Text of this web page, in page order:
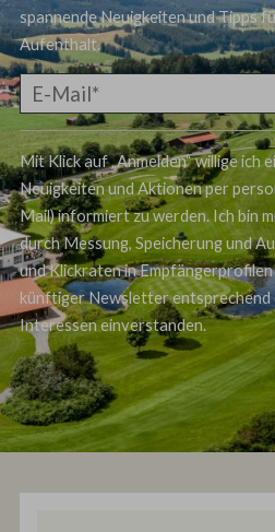
spannende Neuigkeiten und Tipps
Aufenthalt.
Mit Klick auf „Anmelden“ willige ich
Neuigkeiten und Aktionen per
Mail) informiert zu werden. Ich bin
durch Messung, Speicherung und
und Klickraten in
künftiger Newsletter entsprechend
Interessen einverstanden.